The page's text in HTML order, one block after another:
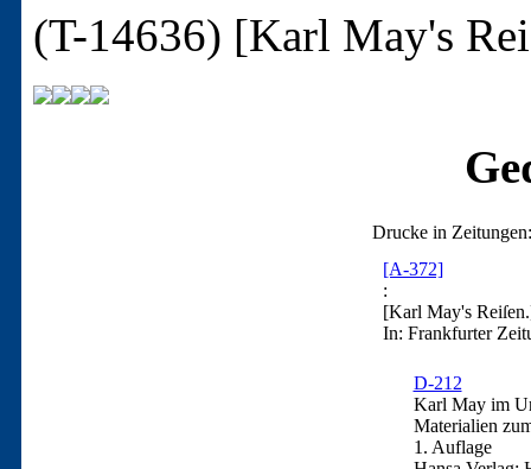
(T-14636) [Karl May's
Drucke in Zeitungen:
[A-372]
:
[Karl May's
In: Frankfurter
D-212
Karl May im
Materialien
1. Auflage